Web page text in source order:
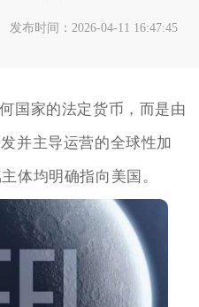
发布时间：2026-04-11 16:47:45
国家的法定货币，而是由
并主导运营的全球性加
体均明确指向美国。